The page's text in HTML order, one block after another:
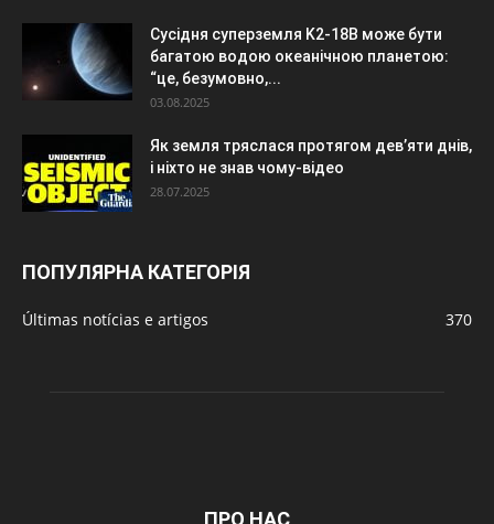
Сусідня суперземля K2-18B може бути
багатою водою океанічною планетою:
“це, безумовно,...
03.08.2025
Як земля тряслася протягом дев’яти днів,
і ніхто не знав чому-відео
28.07.2025
ПОПУЛЯРНА КАТЕГОРІЯ
Últimas notícias e artigos 370
ПРО НАС